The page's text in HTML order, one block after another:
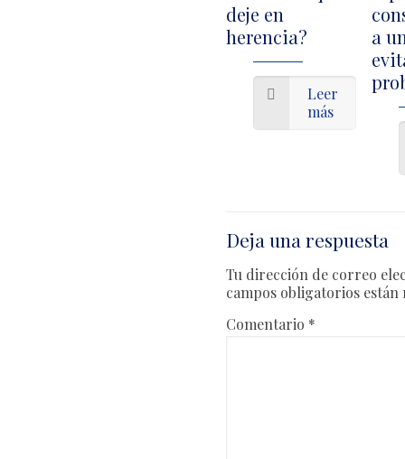
deje en
herencia?
Leer
más
a
Deja una respuesta
Tu dirección de correo
campos obligatorios
Comentario *